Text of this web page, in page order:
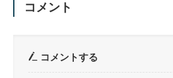
コメント
コメントする